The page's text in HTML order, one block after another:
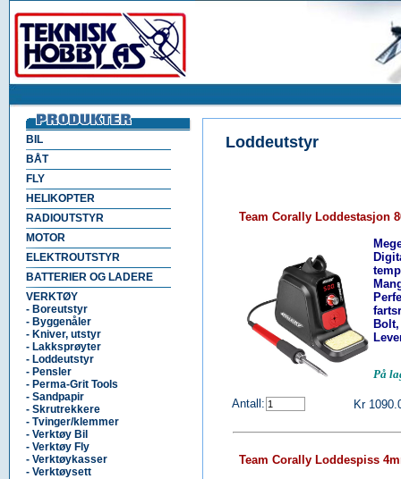
BIL
BÅT
FLY
HELIKOPTER
RADIOUTSTYR
MOTOR
ELEKTROUTSTYR
BATTERIER OG LADERE
VERKTØY
- Boreutstyr
- Byggenåler
- Kniver, utstyr
- Lakksprøyter
- Loddeutstyr
- Pensler
- Perma-Grit Tools
- Sandpapir
- Skrutrekkere
- Tvinger/klemmer
- Verktøy Bil
- Verktøy Fly
- Verktøykasser
- Verktøysett
Loddeutstyr
Team Corally Loddestasjon
På
Antall: Kr
Team Corally Loddespiss